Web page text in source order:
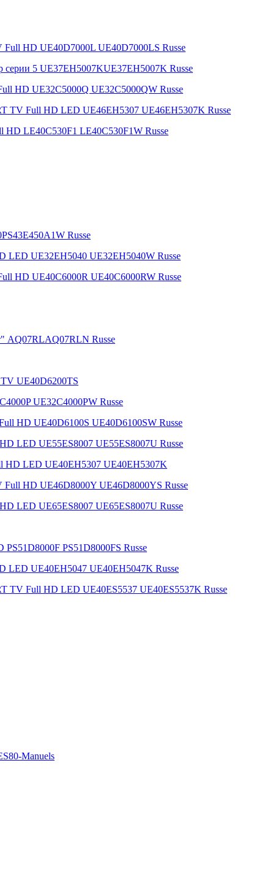
Full HD UE40D7000L UE40D7000LS Russe
серии 5 UE37EH5007KUE37EH5007K Russe
HD UE32C5000Q UE32C5000QW Russe
TV Full HD LED UE46EH5307 UE46EH5307K Russe
HD LE40C530F1 LE40C530F1W Russe
Russe
LED UE32EH5040 UE32EH5040W Russe
HD UE40C6000R UE40C6000RW Russe
AQ07RLAQ07RLN Russe
UE40D6200TS
UE32C4000PW Russe
HD UE40D6100S UE40D6100SW Russe
LED UE55ES8007 UE55ES8007U Russe
HD LED UE40EH5307 UE40EH5307K
Full HD UE46D8000Y UE46D8000YS Russe
LED UE65ES8007 UE65ES8007U Russe
PS51D8000FS Russe
LED UE40EH5047 UE40EH5047K Russe
TV Full HD LED UE40ES5537 UE40ES5537K Russe
Manuels